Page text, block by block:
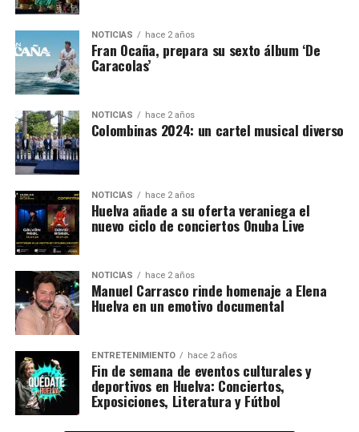
NOTICIAS hace 2 años
Fran Ocaña, prepara su sexto álbum ‘De
Caracolas’
NOTICIAS hace 2 años
Colombinas 2024: un cartel musical diverso
NOTICIAS hace 2 años
Huelva añade a su oferta veraniega el
nuevo ciclo de conciertos Onuba Live
NOTICIAS hace 2 años
Manuel Carrasco rinde homenaje a Elena
Huelva en un emotivo documental
ENTRETENIMIENTO hace 2 años
Fin de semana de eventos culturales y
deportivos en Huelva: Conciertos,
Exposiciones, Literatura y Fútbol